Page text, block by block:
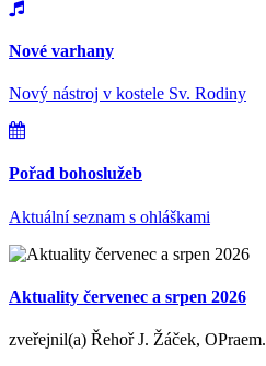
Nové varhany
Nový nástroj v kostele Sv. Rodiny
Pořad bohoslužeb
Aktuální seznam s ohláškami
Aktuality červenec a srpen 2026
zveřejnil(a) Řehoř J. Žáček, OPraem.